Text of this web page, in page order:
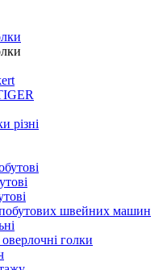
різні
швейних машин
голки